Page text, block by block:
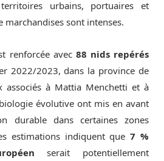
urbains, portuaires et
marchandises sont intenses.
renforcée avec 88 nids repérés
2022/2023, dans la province de
associés à Mattia Menchetti et à
évolutive ont mis en avant
durable dans certaines zones
estimations indiquent que7 %
serait potentiellement